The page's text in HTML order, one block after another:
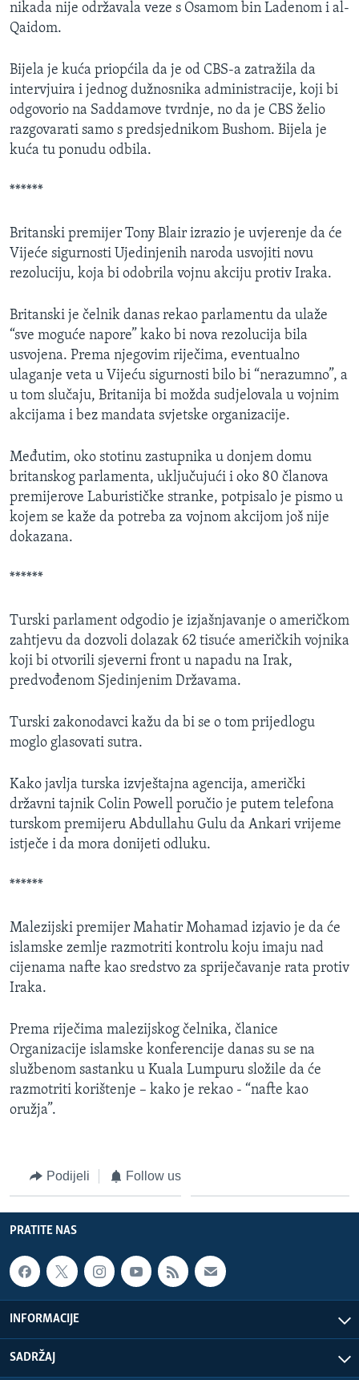
nikada nije održavala veze s Osamom bin Ladenom i al-
Qaidom.
Bijela je kuća priopćila da je od CBS-a zatražila da
intervjuira i jednog dužnosnika administracije, koji bi
odgovorio na Saddamove tvrdnje, no da je CBS želio
razgovarati samo s predsjednikom Bushom. Bijela je
kuća tu ponudu odbila.
******
Britanski premijer Tony Blair izrazio je uvjerenje da će
Vijeće sigurnosti Ujedinjenih naroda usvojiti novu
rezoluciju, koja bi odobrila vojnu akciju protiv Iraka.
Britanski je čelnik danas rekao parlamentu da ulaže
“sve moguće napore” kako bi nova rezolucija bila
usvojena. Prema njegovim riječima, eventualno
ulaganje veta u Vijeću sigurnosti bilo bi “nerazumno”, a
u tom slučaju, Britanija bi možda sudjelovala u vojnim
akcijama i bez mandata svjetske organizacije.
Međutim, oko stotinu zastupnika u donjem domu
britanskog parlamenta, uključujući i oko 80 članova
premijerove Laburističke stranke, potpisalo je pismo u
kojem se kaže da potreba za vojnom akcijom još nije
dokazana.
******
Turski parlament odgodio je izjašnjavanje o američkom
zahtjevu da dozvoli dolazak 62 tisuće američkih vojnika
koji bi otvorili sjeverni front u napadu na Irak,
predvođenom Sjedinjenim Državama.
Turski zakonodavci kažu da bi se o tom prijedlogu
moglo glasovati sutra.
Kako javlja turska izvještajna agencija, američki
državni tajnik Colin Powell poručio je putem telefona
turskom premijeru Abdullahu Gulu da Ankari vrijeme
istječe i da mora donijeti odluku.
******
Malezijski premijer Mahatir Mohamad izjavio je da će
islamske zemlje razmotriti kontrolu koju imaju nad
cijenama nafte kao sredstvo za spriječavanje rata protiv
Iraka.
Prema riječima malezijskog čelnika, članice
Organizacije islamske konferencije danas su se na
službenom sastanku u Kuala Lumpuru složile da će
razmotriti korištenje – kako je rekao - “nafte kao
oružja”.
Podijeli Follow us
PRATITE NAS
INFORMACIJE
SADRŽAJ